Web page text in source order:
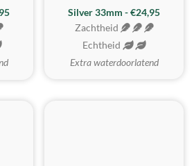
Silver 33mm - €24,95
Zachtheid
Echtheid
Extra waterdoorlatend